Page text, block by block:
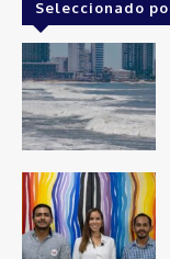
Seleccionado